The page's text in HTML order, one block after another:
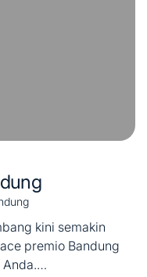
kini semakin
premio Bandung
Anda.…